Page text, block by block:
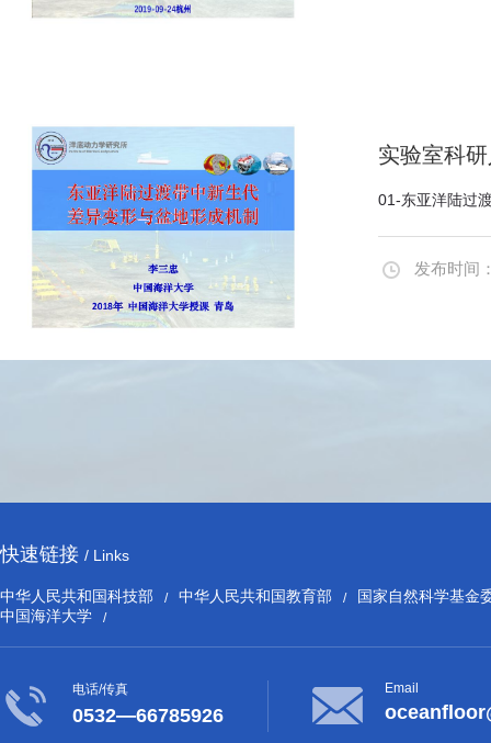
实验室科
01-东亚洋陆过
发布时间
快速链接 / Links
中华人民共和国科技部 / 中华人民共和国教育部 /
国家自然科学基金
中国海洋大学
/
电话/传真
0532—66785926
Email